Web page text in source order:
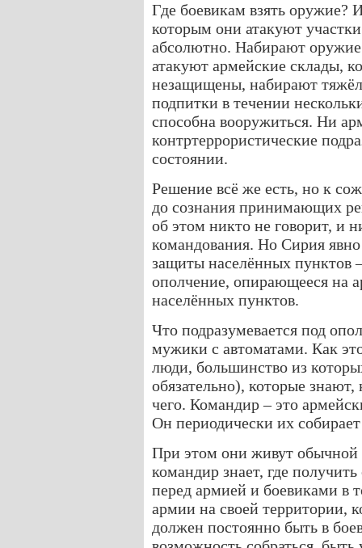
Где боевикам взять
которым они атакуют
абсолютно. Набирают
атакуют армейские склады,
незащищены, набирают
подпитки в течении
способна вооружиться. Ни
контртеррористические
состоянии.
Решение всё же есть, но к
до сознания принимающих
об этом никто не говорит, и
командования. Но Сирия
защиты населённых пунктов
ополчение, опирающееся на
населённых пунктов.
Что подразумевается под
мужики с автоматами. Как
люди, большинство из
обязательно), которые знают,
чего. Командир – это
Он периодически их
При этом они живут
командир знает, где
перед армией и боевиками в
армии на своей территории,
должен постоянно быть в